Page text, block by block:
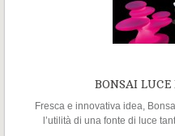
BONSAI
Fresca e innovativa idea,
l’utilità di una fonte di luce